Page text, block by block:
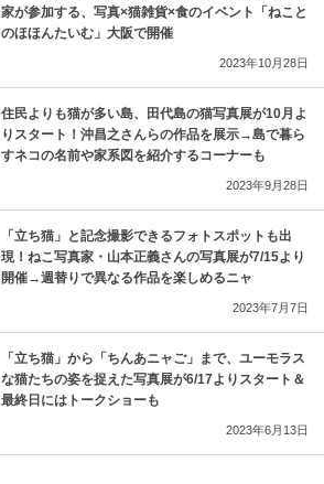
家が参加する、写真×猫雑貨×食のイベント「ねこと
のほほんたいむ」大阪で開催
2023年10月28日
住民よりも猫が多い島、田代島の猫写真展が10月よ
りスタート！沖昌之さんらの作品を展示→島で暮ら
すネコの名前や家系図を紹介するコーナーも
2023年9月28日
「立ち猫」と記念撮影できるフォトスポットも出
現！ねこ写真家・山本正義さんの写真展が7/15より
開催→週替りで異なる作品を楽しめるニャ
2023年7月7日
「立ち猫」から「ちんあニャご」まで、ユーモラス
な猫たちの姿を捉えた写真展が6/17よりスタート＆
最終日にはトークショーも
2023年6月13日